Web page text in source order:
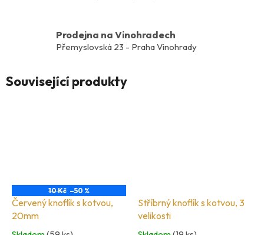
Prodejna na Vinohradech
Přemyslovská 23 - Praha Vinohrady
Související produkty
10 Kč –50 %
Červený knoflík s kotvou,
20mm
Stříbrný knoflík s kotvou, 3
velikosti